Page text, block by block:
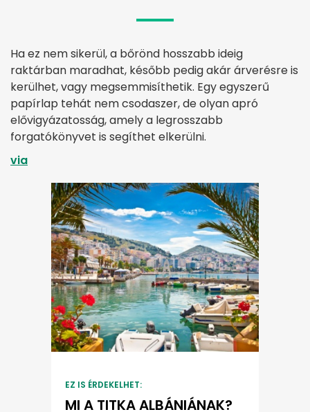
Ha ez nem sikerül, a bőrönd hosszabb ideig
raktárban maradhat, később pedig akár árverésre is
kerülhet, vagy megsemmisíthetik. Egy egyszerű
papírlap tehát nem csodaszer, de olyan apró
elővigyázatosság, amely a legrosszabb
forgatókönyvet is segíthet elkerülni.
via
EZ IS ÉRDEKELHET:
MI A TITKA ALBÁNIÁNAK?